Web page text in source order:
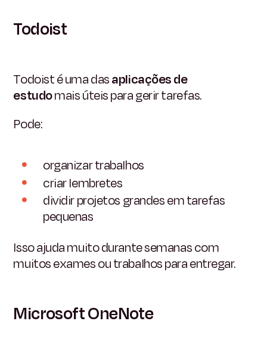
Todoist
Todoist é uma dasaplicações de
estudomais úteis para gerir tarefas.
Pode:
organizar trabalhos
criar lembretes
dividir projetos grandes em tarefas
pequenas
Isso ajuda muito durante semanas com
muitos exames ou trabalhos para entregar.
Microsoft OneNote